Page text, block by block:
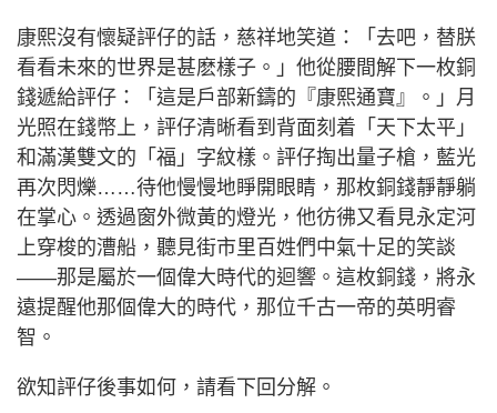
康熙沒有懷疑評仔的話，慈祥地笑道：「去吧，替朕
看看未來的世界是甚麽樣子。」他從腰間解下一枚銅
錢遞給評仔：「這是戶部新鑄的『康熙通寶』。」月
光照在錢幣上，評仔清晰看到背面刻着「天下太平」
和滿漢雙文的「福」字紋樣。評仔掏出量子槍，藍光
再次閃爍……待他慢慢地睜開眼睛，那枚銅錢靜靜躺
在掌心。透過窗外微黃的燈光，他彷彿又看見永定河
上穿梭的漕船，聽見街市里百姓們中氣十足的笑談
——那是屬於一個偉大時代的迴響。這枚銅錢，將永
遠提醒他那個偉大的時代，那位千古一帝的英明睿
智。
欲知評仔後事如何，請看下回分解。